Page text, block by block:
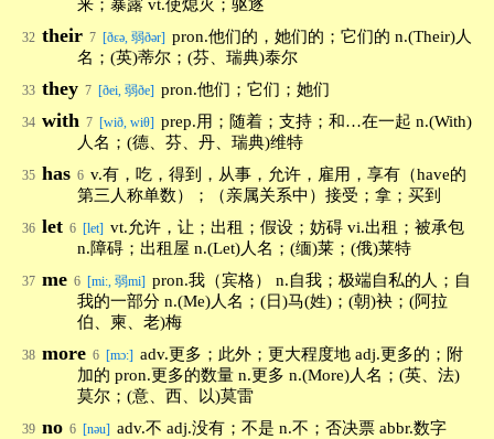
来；暴露 vt.使熄灭；驱逐
32 their 7 [ðεə, 弱ðər] pron.他们的，她们的；它们的 n.(Their)人
名；(英)蒂尔；(芬、瑞典)泰尔
33 they 7 [ðei, 弱ðe] pron.他们；它们；她们
34 with 7 [wið, wiθ] prep.用；随着；支持；和…在一起 n.(With)
人名；(德、芬、丹、瑞典)维特
35 has 6 v.有，吃，得到，从事，允许，雇用，享有（have的
第三人称单数）；（亲属关系中）接受；拿；买到
36 let 6 [let] vt.允许，让；出租；假设；妨碍 vi.出租；被承包
n.障碍；出租屋 n.(Let)人名；(缅)莱；(俄)莱特
37 me 6 [mi:, 弱mi] pron.我（宾格） n.自我；极端自私的人；自
我的一部分 n.(Me)人名；(日)马(姓)；(朝)袂；(阿拉
伯、柬、老)梅
38 more 6 [mɔ:] adv.更多；此外；更大程度地 adj.更多的；附
加的 pron.更多的数量 n.更多 n.(More)人名；(英、法)
莫尔；(意、西、以)莫雷
39 no 6 [nəu] adv.不 adj.没有；不是 n.不；否决票 abbr.数字